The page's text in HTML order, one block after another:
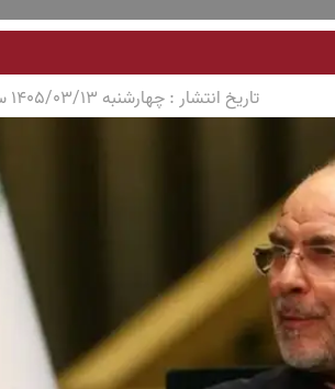
تاریخ انتشار :چهارشنبه 1405/03/13 ساعت 11:10